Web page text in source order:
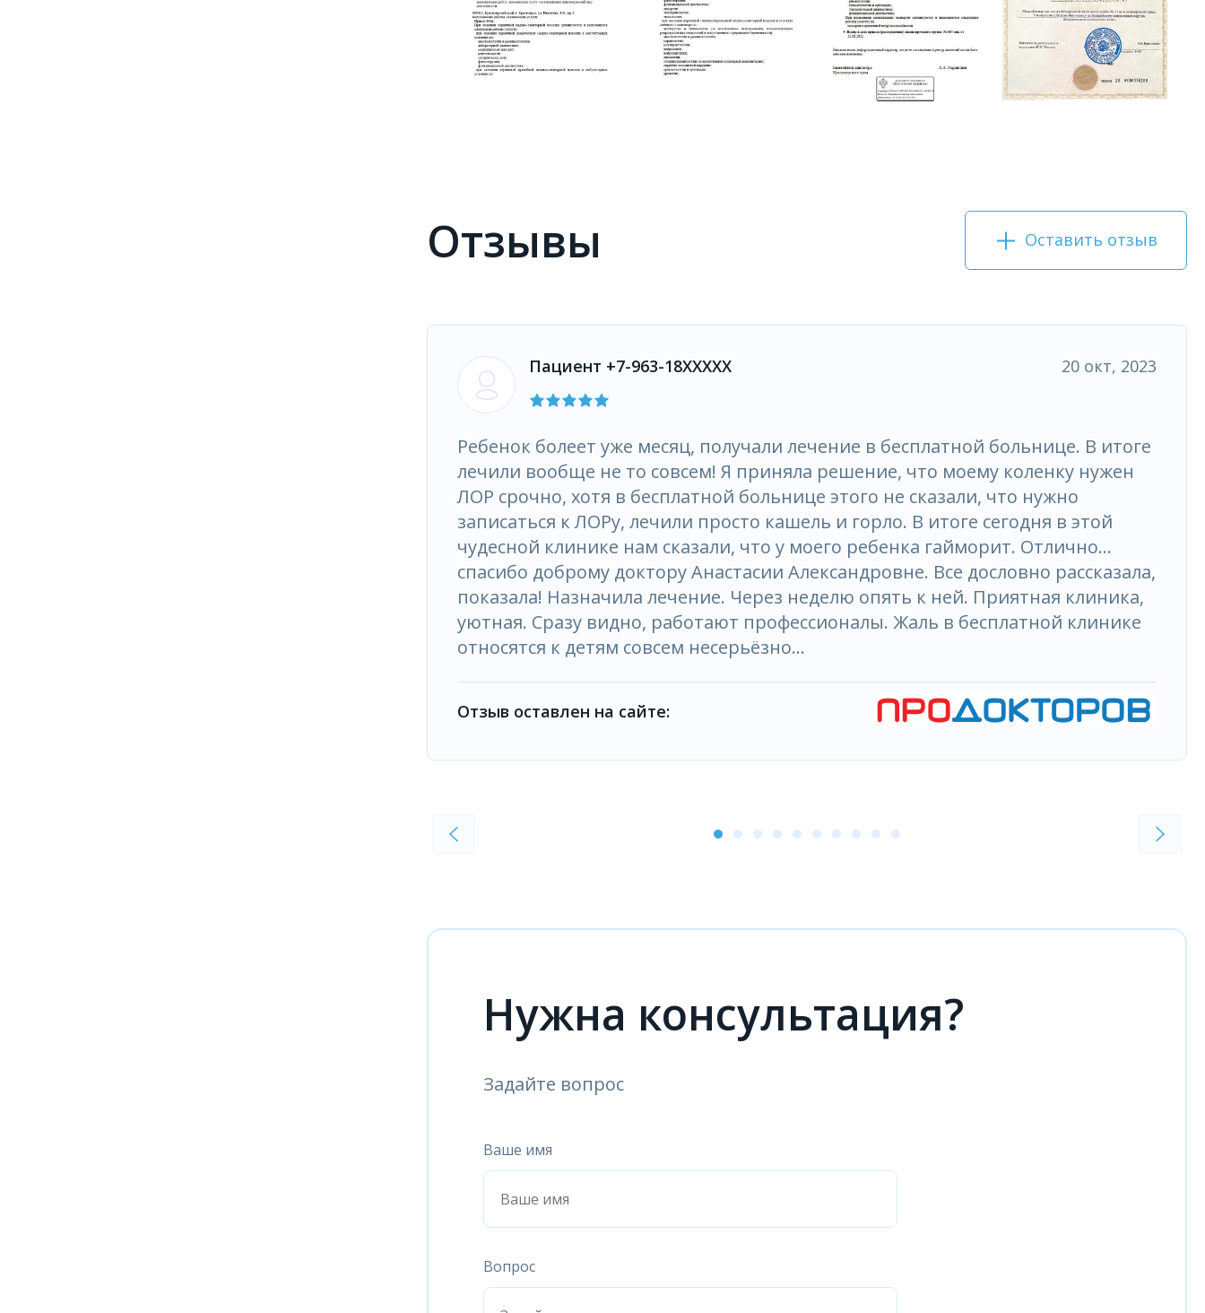
Отзывы Оставить отзыв
Пациент +7-963-18XXXXX 20 окт, 2023
Ребенок болеет уже месяц, получали лечение в бесплатной больнице. В итоге
лечили вообще не то совсем! Я приняла решение, что моему коленку нужен
ЛОР срочно, хотя в бесплатной больнице этого не сказали, что нужно
записаться к ЛОРу, лечили просто кашель и горло. В итоге сегодня в этой
чудесной клинике нам сказали, что у моего ребенка гайморит. Отлично…
спасибо доброму доктору Анастасии Александровне. Все дословно рассказала,
показала! Назначила лечение. Через неделю опять к ней. Приятная клиника,
уютная. Сразу видно, работают профессионалы. Жаль в бесплатной клинике
относятся к детям совсем несерьёзно...
Отзыв оставлен на сайте:
Нужна консультация?
Задайте вопрос
Ваше имя
Вопрос